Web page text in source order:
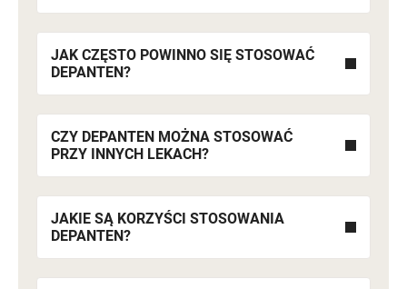
JAK CZĘSTO POWINNO SIĘ STOSOWAĆ
DEPANTEN?
CZY DEPANTEN MOŻNA STOSOWAĆ
PRZY INNYCH LEKACH?
JAKIE SĄ KORZYŚCI STOSOWANIA
DEPANTEN?